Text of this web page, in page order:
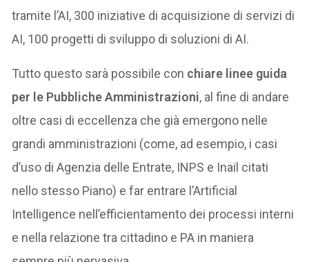
tramite l’AI, 300 iniziative di acquisizione di servizi di
AI, 100 progetti di sviluppo di soluzioni di AI.
Tutto questo sarà possibile con chiare linee guida
per le Pubbliche Amministrazioni, al fine di andare
oltre casi di eccellenza che già emergono nelle
grandi amministrazioni (come, ad esempio, i casi
d’uso di Agenzia delle Entrate, INPS e Inail citati
nello stesso Piano) e far entrare l’Artificial
Intelligence nell’efficientamento dei processi interni
e nella relazione tra cittadino e PA in maniera